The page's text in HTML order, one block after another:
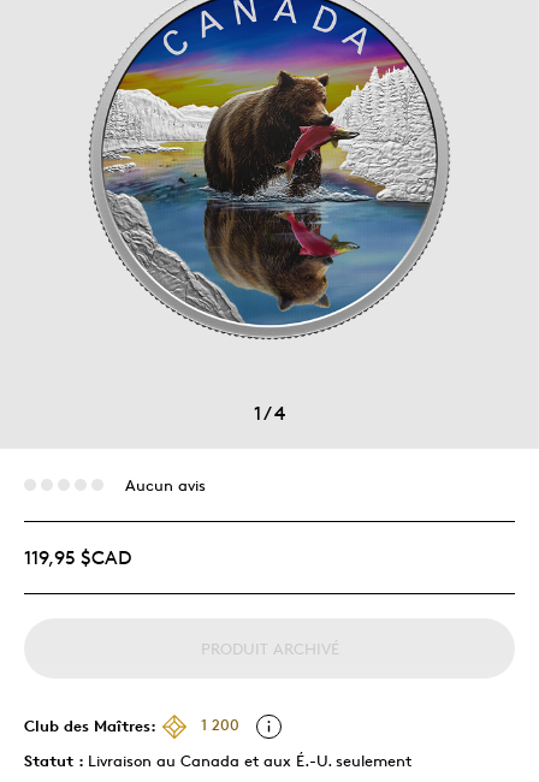
1/4
Aucun avis
119,95 $CAD
PRODUIT ARCHIVÉ
Club des Maîtres:
1 200
Statut : Livraison au Canada et aux É.-U. seulement